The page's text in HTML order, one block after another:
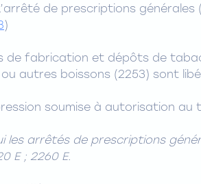
de prescriptions générales
)
de fabrication et dépôts de
autres boissons (2253) sont
soumise à autorisation au
les arrêtés de prescriptions
E ; 2260 E.